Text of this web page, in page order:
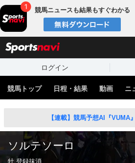
競馬ニュースも結果もすぐわかる
ログイン
競馬トップ 日程・結果 動画 ニ
【連載】競馬予想AI『VUMA
ソルテソーロ
牡 登録抹消